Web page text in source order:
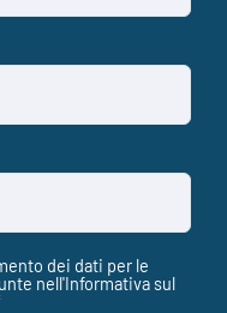
dei dati per le
nell'Informativa sul